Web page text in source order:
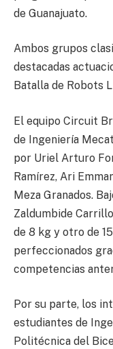
de Guanajuato.
Ambos grupos
destacadas
Batalla de Robots
El equipo Circuit
de Ingeniería
por Uriel Arturo
Ramírez, Ari
Meza Granados.
Zaldumbide
de 8 kg y otro de
perfeccionados
competencias
Por su parte, los
estudiantes de
Politécnica del